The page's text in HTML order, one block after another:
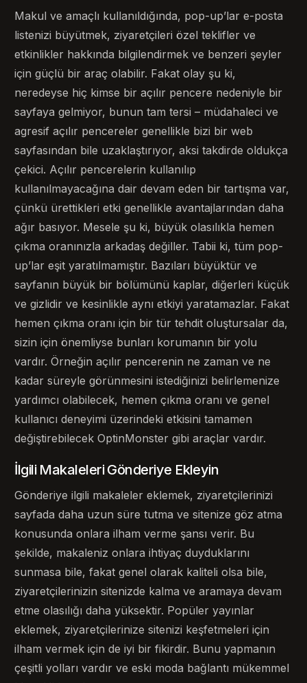
Makul ve amaçlı kullanıldığında, pop-up’lar e-posta
listenizi büyütmek, ziyaretçileri özel teklifler ve
etkinlikler hakkında bilgilendirmek ve benzeri şeyler
için güçlü bir araç olabilir. Fakat olay şu ki,
neredeyse hiç kimse bir açılır pencere nedeniyle bir
sayfaya gelmiyor, bunun tam tersi – müdahaleci ve
agresif açılır pencereler genellikle bizi bir web
sayfasından bile uzaklaştırıyor, aksi takdirde oldukça
çekici. Açılır pencerelerin kullanılıp
kullanılmayacağına dair devam eden bir tartışma var,
çünkü ürettikleri etki genellikle avantajlarından daha
ağır basıyor. Mesele şu ki, büyük olasılıkla hemen
çıkma oranınızla arkadaş değiller. Tabii ki, tüm pop-
up’lar eşit yaratılmamıştır. Bazıları büyüktür ve
sayfanın büyük bir bölümünü kaplar, diğerleri küçük
ve gizlidir ve kesinlikle aynı etkiyi yaratamazlar. Fakat
hemen çıkma oranı için bir tür tehdit oluştursalar da,
sizin için önemliyse bunları korumanın bir yolu
vardır. Örneğin açılır pencerenin ne zaman ve ne
kadar süreyle görünmesini istediğinizi belirlemenize
yardımcı olabilecek, hemen çıkma oranı ve genel
kullanıcı deneyimi üzerindeki etkisini tamamen
değiştirebilecek OptinMonster gibi araçlar vardır.
İlgili Makaleleri Gönderiye Ekleyin
Gönderiye ilgili makaleler eklemek, ziyaretçilerinizi
sayfada daha uzun süre tutma ve sitenize göz atma
konusunda onlara ilham verme şansı verir. Bu
şekilde, makaleniz onlara ihtiyaç duyduklarını
sunmasa bile, fakat genel olarak kaliteli olsa bile,
ziyaretçilerinizin sitenizde kalma ve aramaya devam
etme olasılığı daha yüksektir. Popüler yayınlar
eklemek, ziyaretçilerinize sitenizi keşfetmeleri için
ilham vermek için de iyi bir fikirdir. Bunu yapmanın
çeşitli yolları vardır ve eski moda bağlantı mükemmel